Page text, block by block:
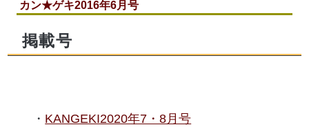
カン★ゲキ2016年6月号
掲載号
KANGEKI2020年7・8月号